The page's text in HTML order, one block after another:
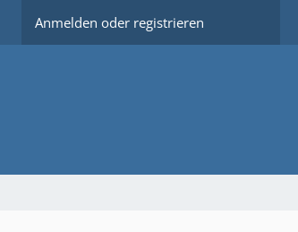
Anmelden oder registrieren